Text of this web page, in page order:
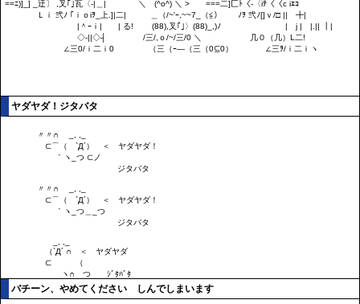
ヤダヤダ！ジタバタ
バチーン、やめてください しんでしまいます